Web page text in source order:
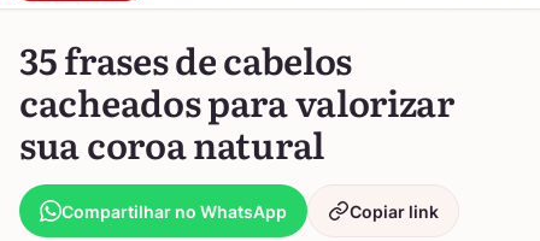
35 frases de cabelos
cacheados para valorizar
sua coroa natural
Compartilhar no WhatsApp Copiar link